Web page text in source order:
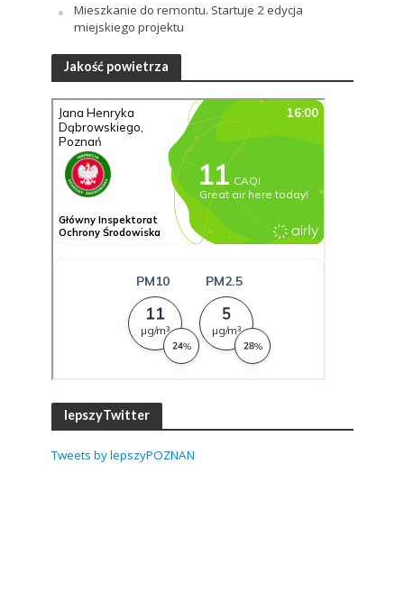
Mieszkanie do remontu. Startuje 2 edycja
miejskiego projektu
Jakość powietrza
lepszyTwitter
Tweets by lepszyPOZNAN